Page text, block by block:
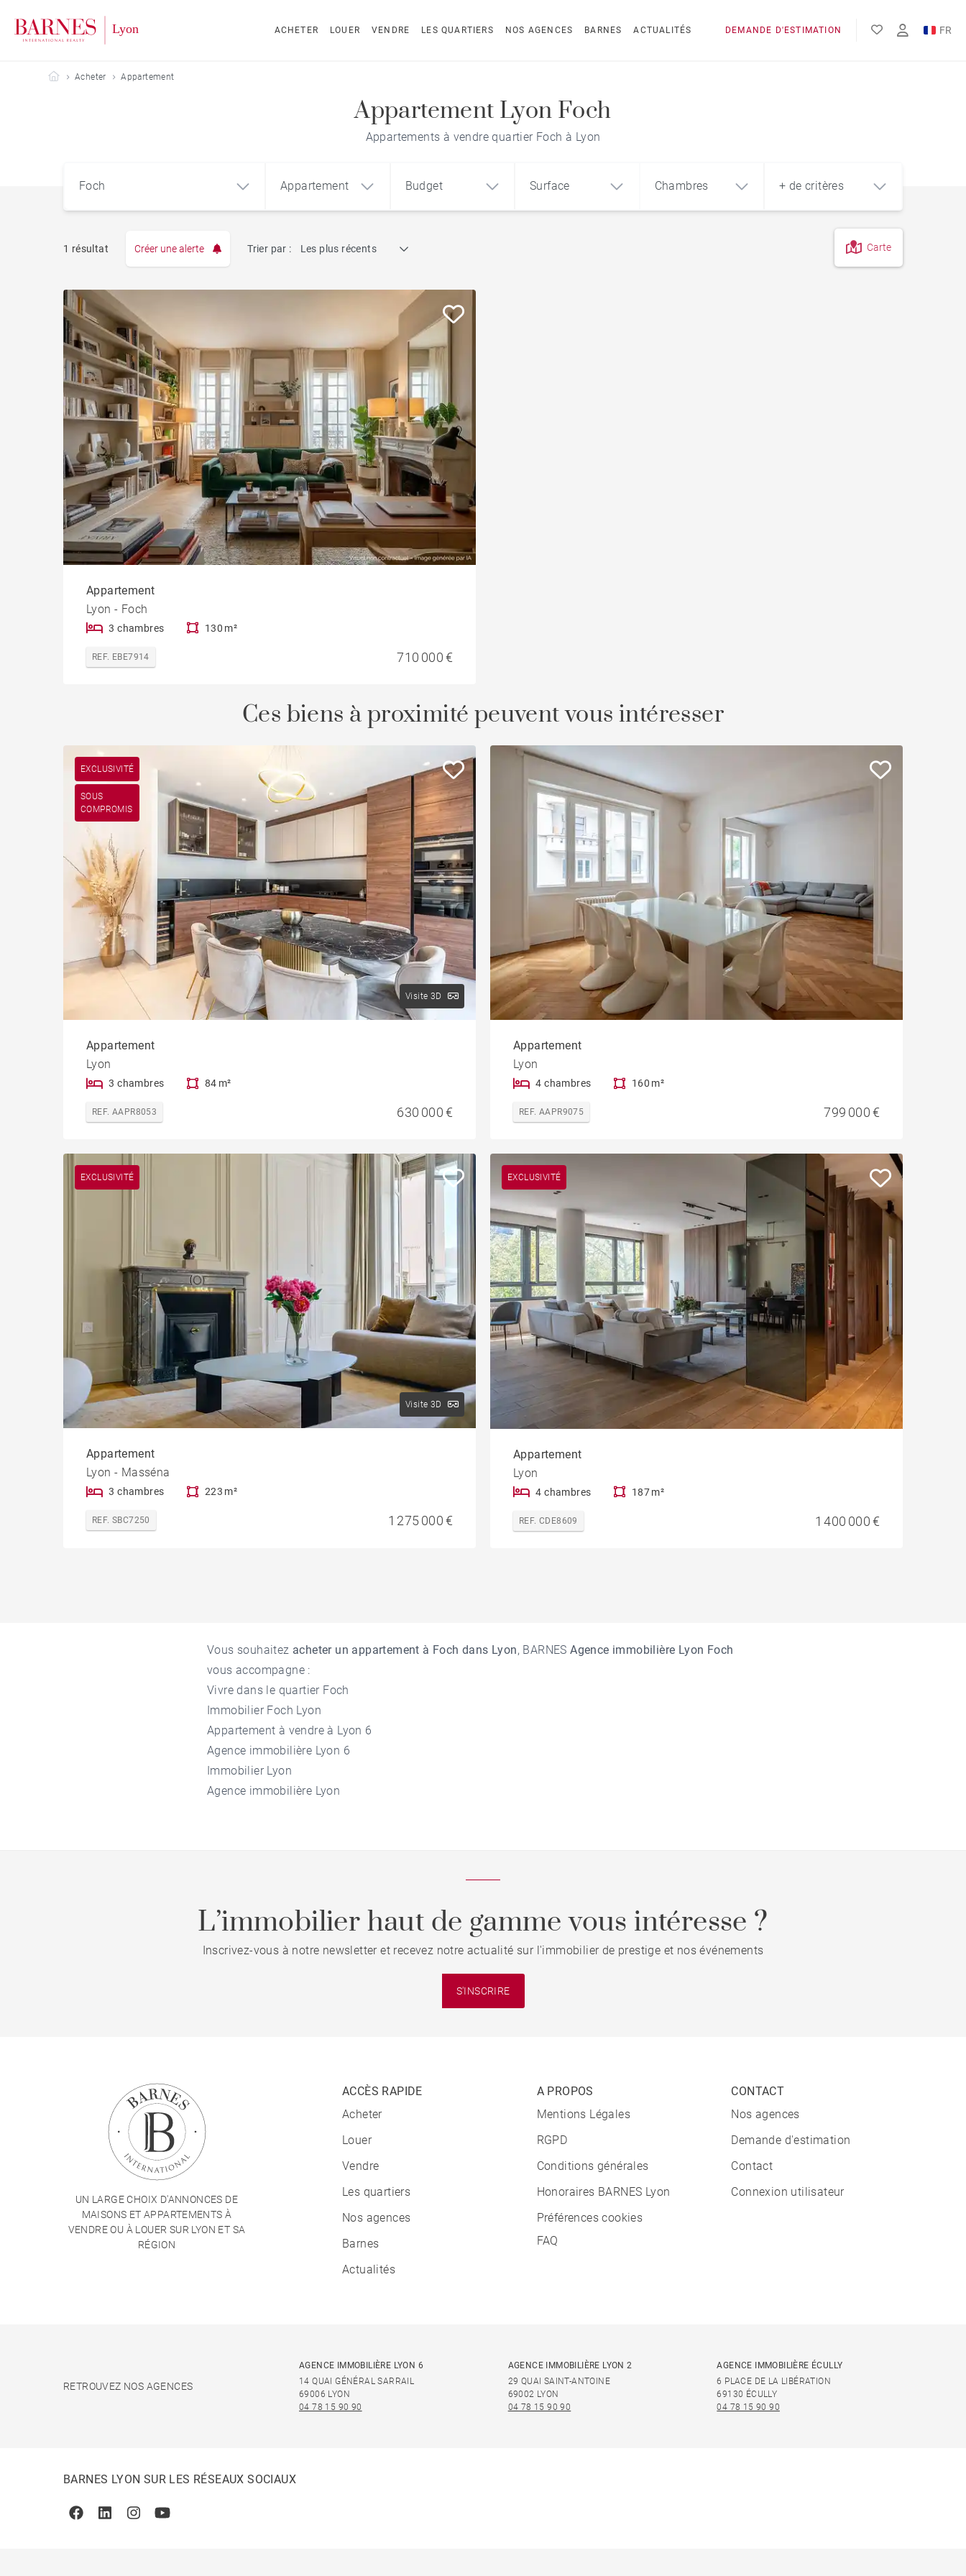
ACHETER LOUER VENDRE LES QUARTIERS NOS AGENCES BARNES ACTUALITÉS DEMANDE D'ESTIMATION
FR
Barnes Lyon
Acheter Appartement
Appartement Lyon Foch
Appartements à vendre quartier Foch à Lyon
Foch
Foch
Appartement
Maison Terrain
Château Programme
Budget Surface Chambres + de critères
1 résultat Créer une alerte Trier par : Les plus récents Carte
Appartement
Lyon - Foch
3 chambres 130 m²
REF. EBE7914 710 000 €
Ces biens à proximité peuvent vous intéresser
EXCLUSIVITÉ
SOUS
COMPROMIS
Visite 3D
Appartement
Lyon
3 chambres 84 m²
REF. AAPR8053 630 000 €
Appartement
Lyon
4 chambres 160 m²
REF. AAPR9075 799 000 €
EXCLUSIVITÉ
Visite 3D
Appartement
Lyon - Masséna
3 chambres 223 m²
REF. SBC7250 1 275 000 €
EXCLUSIVITÉ
Appartement
Lyon
4 chambres 187 m²
REF. CDE8609 1 400 000 €
Vous souhaitez acheter un appartement à Foch dans Lyon, BARNESAgence immobilière Lyon Foch
vous accompagne :
Vivre dans le quartier Foch
Immobilier Foch Lyon
Appartement à vendre à Lyon 6
Agence immobilière Lyon 6
Immobilier Lyon
Agence immobilière Lyon
L’immobilier haut de gamme vous intéresse ?
Inscrivez-vous à notre newsletter et recevez notre actualité sur l'immobilier de prestige et nos événements
S'INSCRIRE
UN LARGE CHOIX D'ANNONCES DE
MAISONS ET APPARTEMENTS À
VENDRE OU À LOUER SUR LYON ET SA
RÉGION
ACCÈS RAPIDE
Acheter
Louer
Vendre
Les quartiers
Nos agences
Barnes
Actualités
A PROPOS
Mentions Légales
RGPD
Conditions générales
Honoraires BARNES Lyon
Préférences cookies
FAQ
CONTACT
Nos agences
Demande d'estimation
Contact
Connexion utilisateur
RETROUVEZ NOS AGENCES
AGENCE IMMOBILIÈRE LYON 6
14 QUAI GÉNÉRAL SARRAIL
69006 LYON
04 78 15 90 90
AGENCE IMMOBILIÈRE LYON 2
29 QUAI SAINT-ANTOINE
69002 LYON
04 78 15 90 90
AGENCE IMMOBILIÈRE ÉCULLY
6 PLACE DE LA LIBÉRATION
69130 ÉCULLY
04 78 15 90 90
BARNES LYON SUR LES RÉSEAUX SOCIAUX
FacebookLinkedinInstagramYoutube